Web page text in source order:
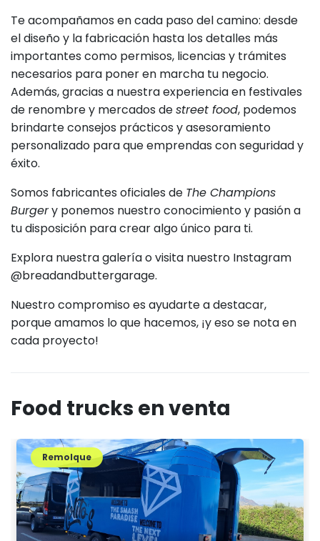
Te acompañamos en cada paso del camino: desde
el diseño y la fabricación hasta los detalles más
importantes como permisos, licencias y trámites
necesarios para poner en marcha tu negocio.
Además, gracias a nuestra experiencia en festivales
de renombre y mercados destreet food, podemos
brindarte consejos prácticos y asesoramiento
personalizado para que emprendas con seguridad y
éxito.
Somos fabricantes oficiales de The Champions
Burgery ponemos nuestro conocimiento y pasión a
tu disposición para crear algo único para ti.
Explora nuestra galería o visita nuestro Instagram
@breadandbuttergarage.
Nuestro compromiso es ayudarte a destacar,
porque amamos lo que hacemos, ¡y eso se nota en
cada proyecto!
Food trucks en venta
Remolque